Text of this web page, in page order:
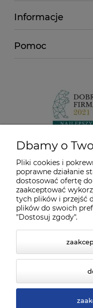
Informacje
Pomoc
Dbamy o
Pliki cookies i
poprawne działanie
dostosować ofertę
zaakceptować
tych plików i przejść
plików do swoich
"Dostosuj zgody".